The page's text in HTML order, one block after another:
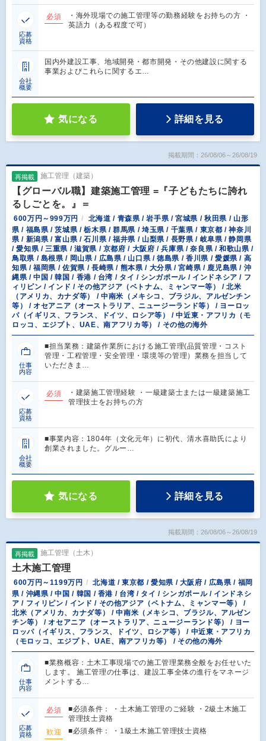
応募
資格
必須
・海外現場での施工管理等の勤務経験をお持ちの方 ・
英語力（ある程度で可）
会社
概要
国内外建設工事、地域開発・都市開発・その他建設に関する
事業およびこれらに関するエ…
気になる 詳細を見る
掲載期間：26/08/06～26/08/19
再掲載 施工管理（建築）
【グローバル職】建築施工管理 =『子どもたちに誇れ
るしごとを。』＝
600万円～999万円
北海道 / 青森県 / 岩手県 / 宮城県 / 秋田県 / 山形
県 / 福島県 / 茨城県 / 栃木県 / 群馬県 / 埼玉県 / 千葉県 / 東京都 / 神奈川
県 / 新潟県 / 富山県 / 石川県 / 福井県 / 山梨県 / 長野県 / 岐阜県 / 静岡県
/ 愛知県 / 三重県 / 滋賀県 / 京都府 / 大阪府 / 兵庫県 / 奈良県 / 和歌山県 /
鳥取県 / 島根県 / 岡山県 / 広島県 / 山口県 / 徳島県 / 香川県 / 愛媛県 / 高
知県 / 福岡県 / 佐賀県 / 長崎県 / 熊本県 / 大分県 / 宮崎県 / 鹿児島県 / 沖
縄県 / 中国 / 韓国 / 香港 / 台湾 / タイ / シンガポール / インドネシア / フ
ィリピン / インド / その他アジア（ベトナム、ミャンマー等） / 北米
（アメリカ、カナダ等） / 中南米（メキシコ、ブラジル、アルゼンチン
等） / オセアニア（オーストラリア、ニュージーランド等） / ヨーロッ
パ（イギリス、フランス、ドイツ、ロシア等） / 中近東・アフリカ（モ
ロッコ、エジプト、UAE、南アフリカ等） / その他の海外
仕事
内容
■担当業務：建築作業所における施工管理(品質管理・コスト
管理・工程管理・安全管理・環境等の管理）業務を担当して
いただきま…
応募
資格
必須
・建築施工管理経験 ・一級建築士または一級建築施工
管理技士をお持ちの方
会社
概要
■事業内容：1804年（文化元年）に初代、清水喜助氏により
創業されました。グルー…
気になる 詳細を見る
掲載期間：26/08/06～26/08/19
再掲載 施工管理（土木）
土木施工管理
600万円～1199万円
北海道 / 東京都 / 愛知県 / 大阪府 / 広島県 / 福岡
県 / 沖縄県 / 中国 / 韓国 / 香港 / 台湾 / タイ / シンガポール / インドネシ
ア / フィリピン / インド / その他アジア（ベトナム、ミャンマー等） /
北米（アメリカ、カナダ等） / 中南米（メキシコ、ブラジル、アルゼン
チン等） / オセアニア（オーストラリア、ニュージーランド等） / ヨー
ロッパ（イギリス、フランス、ドイツ、ロシア等） / 中近東・アフリカ
（モロッコ、エジプト、UAE、南アフリカ等） / その他の海外
仕事
内容
■業務概容：土木工事現場での施工管理業務全般をお任せいた
します。 施工管理の仕事は、建設工事全体の進行をマネージ
メントする…
応募
資格
必須
■必須条件： ・土木施工管理のご経験 ・2級土木施工
管理技士資格
歓迎
■必須条件： ・1級土木施工管理技士資格